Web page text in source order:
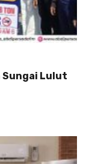
Sungai Lulut